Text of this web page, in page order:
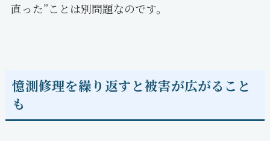
直った”ことは別問題なのです。
憶測修理を繰り返すと被害が広がること
も